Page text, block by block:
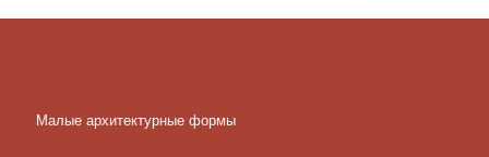
Малые архитектурные формы